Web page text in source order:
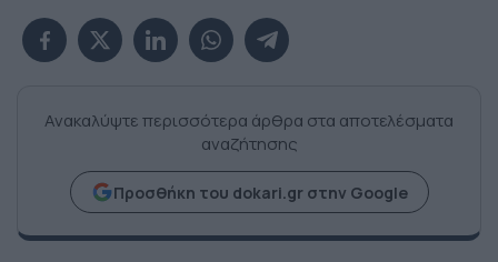
Ανακαλύψτε περισσότερα άρθρα στα αποτελέσματα
αναζήτησης
Προσθήκη του dokari.gr στην Google